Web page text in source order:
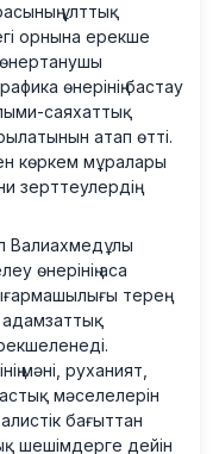
ұлттық
орнына ерекше
өнерінің бастау
саяхаттық
атап өтті.
көркем мұралары
зерттеулердің
Валиахмедұлы
өнерінің аса
терең
мәні, руханият,
мәселелерін
бағыттан
шешімдерге дейін